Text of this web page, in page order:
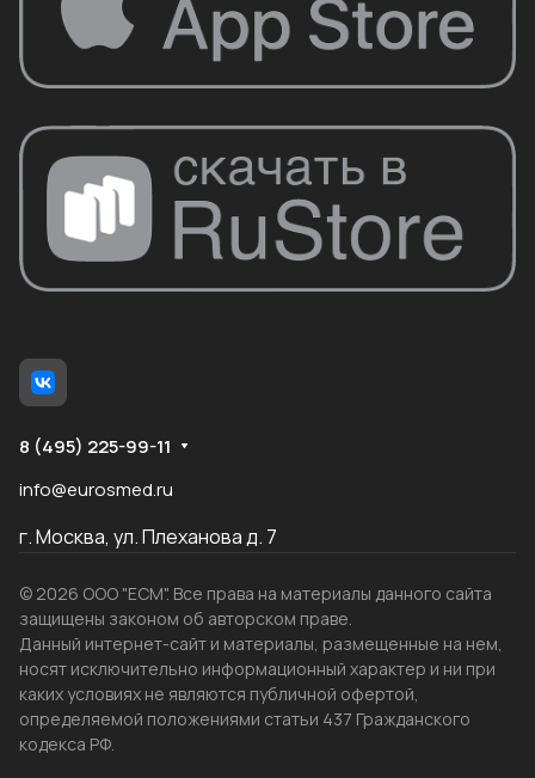
8 (495) 225-99-11
info@eurosmed.ru
г. Москва, ул. Плеханова д. 7
© 2026 ООО "ЕСМ". Все права на материалы данного сайта
защищены законом об авторском праве.
Данный интернет-сайт и материалы, размещенные на нем,
носят исключительно информационный характер и ни при
каких условиях не являются публичной офертой,
определяемой положениями статьи 437 Гражданского
кодекса РФ.